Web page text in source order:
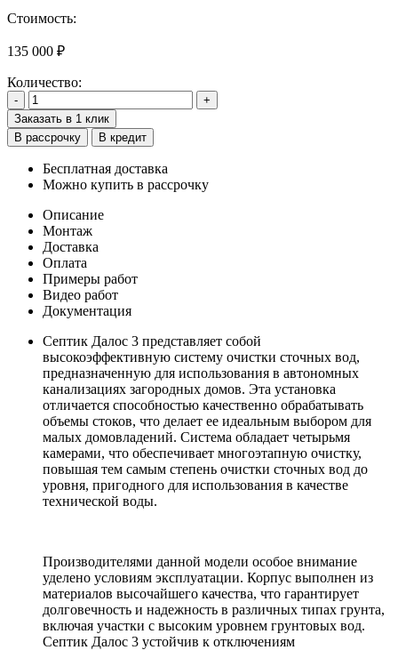
Стоимость:
135 000 ₽
Количество:
-
+
Заказать в 1 клик
В рассрочку
В кредит
Бесплатная доставка
Можно купить в рассрочку
Описание
Монтаж
Доставка
Оплата
Примеры работ
Видео работ
Документация
Септик Далос 3 представляет собой
высокоэффективную систему очистки сточных вод,
предназначенную для использования в автономных
канализациях загородных домов. Эта установка
отличается способностью качественно обрабатывать
объемы стоков, что делает ее идеальным выбором для
малых домовладений. Система обладает четырьмя
камерами, что обеспечивает многоэтапную очистку,
повышая тем самым степень очистки сточных вод до
уровня, пригодного для использования в качестве
технической воды.
Производителями данной модели особое внимание
уделено условиям эксплуатации. Корпус выполнен из
материалов высочайшего качества, что гарантирует
долговечность и надежность в различных типах грунта,
включая участки с высоким уровнем грунтовых вод.
Септик Далос 3 устойчив к отключениям